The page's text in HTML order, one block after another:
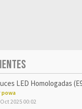
LED Homologadas
powa
2025 00:02